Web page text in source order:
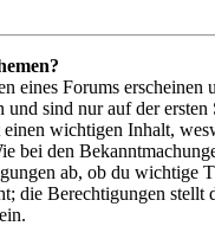
eines Forums erscheinen
sind nur auf der ersten
einen wichtigen Inhalt,
bei den
ab, ob du wichtige
die Berechtigungen stellt